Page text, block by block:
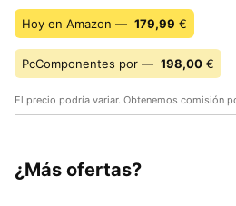
Hoy en Amazon — 179,99 €
PcComponentes por — 198,00 €
El precio podría variar. Obtenemos comisión
¿Más ofertas?